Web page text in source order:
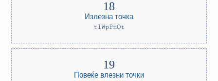
Излезна точка
tlWpPnOt
Повеќе влезни точки